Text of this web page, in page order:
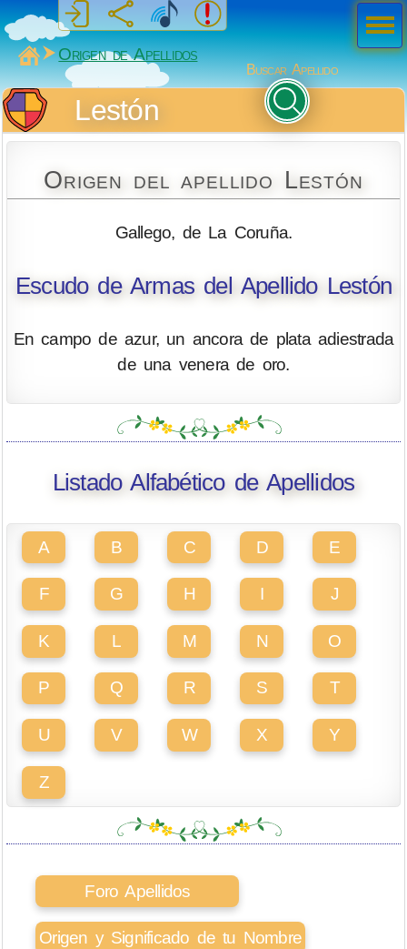
MiSabueso
Origen de Apellidos
Buscar Apellido
Lestón
Origen del apellido Lestón
Gallego, de La Coruña.
Escudo de Armas del Apellido Lestón
En campo de azur, un ancora de plata adiestrada
de una venera de oro.
Listado Alfabético de Apellidos
A B C D E
F G H I J
K L M N O
P Q R S T
U V W X Y
Z
Foro Apellidos
Origen y Significado de tu Nombre
Men
ú